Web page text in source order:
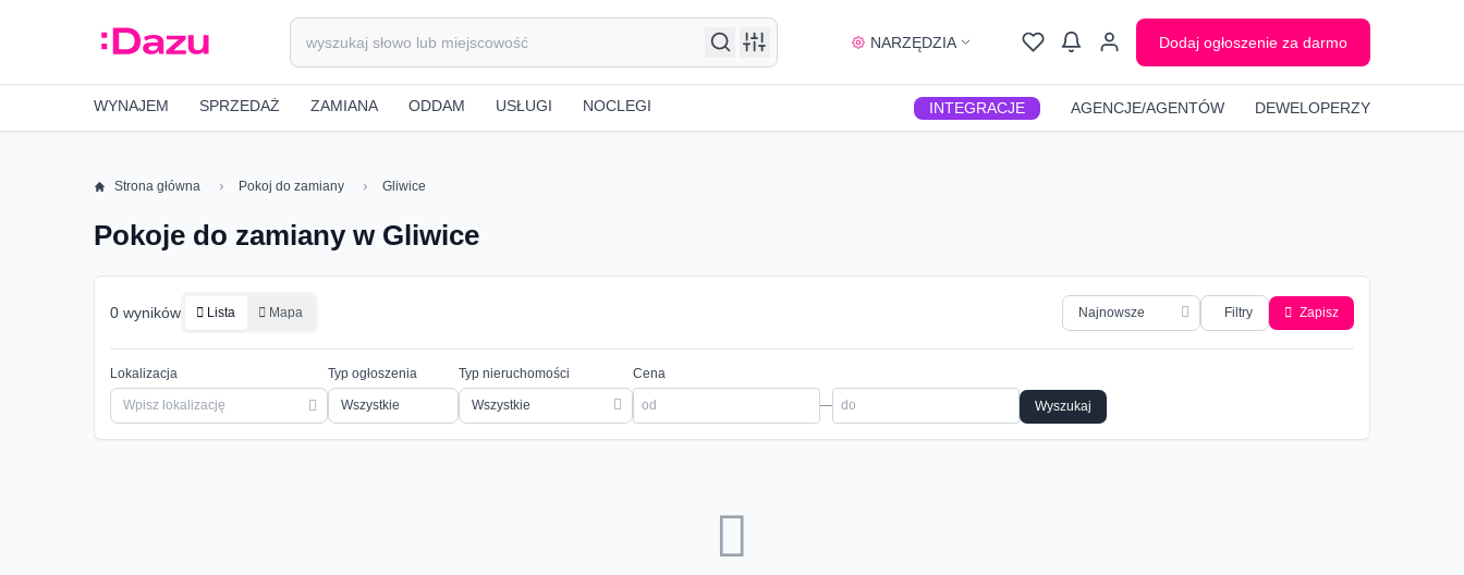
NARZĘDZIA Dodaj ogłoszenie za darmo
WYNAJEM SPRZEDAŻ ZAMIANA ODDAM USŁUGI NOCLEGI INTEGRACJE AGENCJE/AGENTÓW DEWELOPERZY
Strona główna Pokoj do zamiany Gliwice
Pokoje do zamiany w Gliwice
0 wyników Lista Mapa Filtry Zapisz
Lokalizacja Typ ogłoszenia Typ nieruchomości
Wszystkie
Cena
— Wyszukaj